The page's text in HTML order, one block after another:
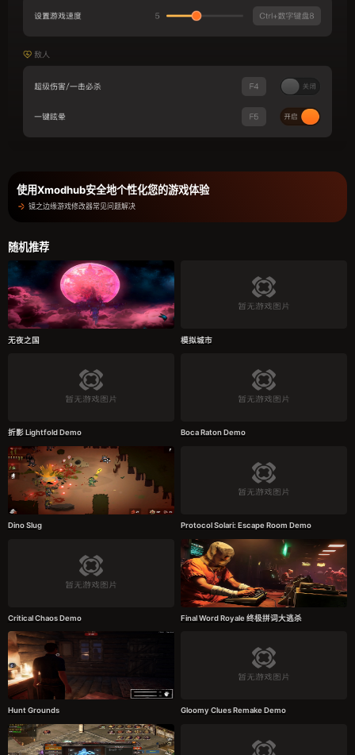
使用Xmodhub安全地个性化您的游戏体验
镜之边缘游戏修改器常见问题解决
随机推荐
无夜之国 模拟城市
折影 Lightfold Demo Boca Raton Demo
Dino Slug Protocol Solari: Escape Room Demo
Critical Chaos Demo Final Word Royale 终极拼词大逃杀
Hunt Grounds Gloomy Clues Remake Demo